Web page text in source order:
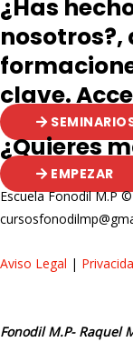
¿Has
clave.
¿Quieres
EMPEZAR
Escuela Fonodil M.P
Aviso Legal |
Fonodil M.P- Raquel